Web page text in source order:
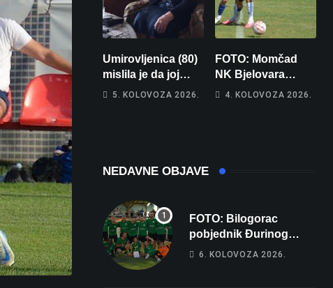
Umirovljenica (80)
mislila je da joj
piše kći pa ostala
5. KOLOVOZA 2026.
FOTO: Momčad
NK Bjelovara
poprima jesenski
4. KOLOVOZA 2026.
NEDAVNE OBJAVE
FOTO: Bilogorac
pobjednik Đurinog
memorijala
6. KOLOVOZA 2026.